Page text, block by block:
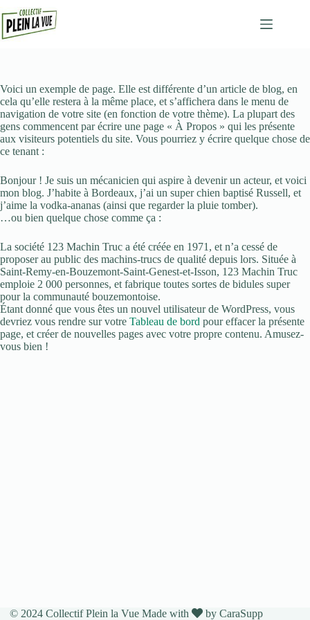
au
contenu
Voici un exemple de page. Elle est différente d’un article de blog, en
cela qu’elle restera à la même place, et s’affichera dans le menu de
navigation de votre site (en fonction de votre thème). La plupart des
gens commencent par écrire une page « À Propos » qui les présente
aux visiteurs potentiels du site. Vous pourriez y écrire quelque chose de
ce tenant :
Bonjour ! Je suis un mécanicien qui aspire à devenir un acteur, et voici
mon blog. J’habite à Bordeaux, j’ai un super chien baptisé Russell, et
j’aime la vodka-ananas (ainsi que regarder la pluie tomber).
…ou bien quelque chose comme ça :
La société 123 Machin Truc a été créée en 1971, et n’a cessé de
proposer au public des machins-trucs de qualité depuis lors. Située à
Saint-Remy-en-Bouzemont-Saint-Genest-et-Isson, 123 Machin Truc
emploie 2 000 personnes, et fabrique toutes sortes de bidules super
pour la communauté bouzemontoise.
Étant donné que vous êtes un nouvel utilisateur de WordPress, vous
devriez vous rendre sur votre Tableau de bord pour effacer la présente
page, et créer de nouvelles pages avec votre propre contenu. Amusez-
vous bien !
© 2024 Collectif Plein la Vue Made with byCaraSupp